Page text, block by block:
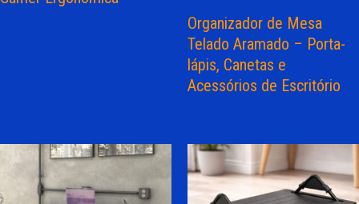
Organizador de Mesa
Telado Aramado – Porta-
lápis, Canetas e
Acessórios de Escritório